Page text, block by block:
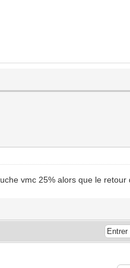
vmc 25% alors que le retour